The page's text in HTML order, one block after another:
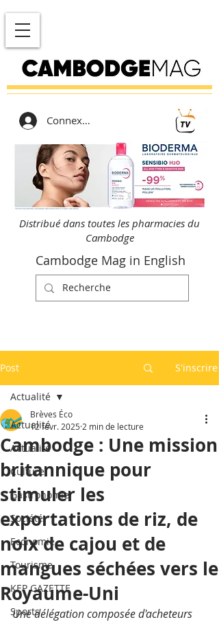
Connexion
Distribué dans toutes les pharmacies du
Cambodge
Cambodge Mag in English
Post S'inscrire
Actualité
Actualité
Culture
Gastronomie
Société
Economie
Tourisme
KEP GAZETTE
Sports
Actualité
Cambodge : Une mission
britannique pour
stimuler les
exportations de riz, de
noix de cajou et de
mangues séchées vers le
Royaume-Uni
Brèves Éco
12 févr. 2025 2 min de lecture
Une délégation composée d'acheteurs